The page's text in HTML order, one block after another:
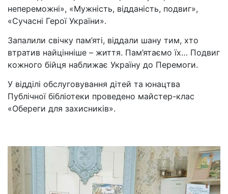
непереможні», «Мужність, відданість, подвиг»,
«Сучасні Герої України».
Запалили свічку пам’яті, віддали шану тим, хто
втратив найцінніше – життя. Пам’ятаємо їх… Подвиг
кожного бійця наближає Україну до Перемоги.
У відділі обслуговування дітей та юнацтва
Публічної бібліотеки проведено майстер-клас
«Обереги для захисників».